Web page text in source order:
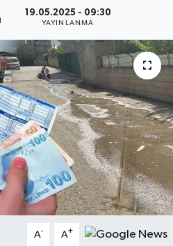
19.05.2025 - 09:30
YAYINLANMA
A- A+